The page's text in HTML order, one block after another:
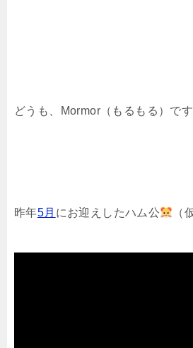
どうも、Mormor（もるもる）です
昨年5月 にお迎えしたハム公 （